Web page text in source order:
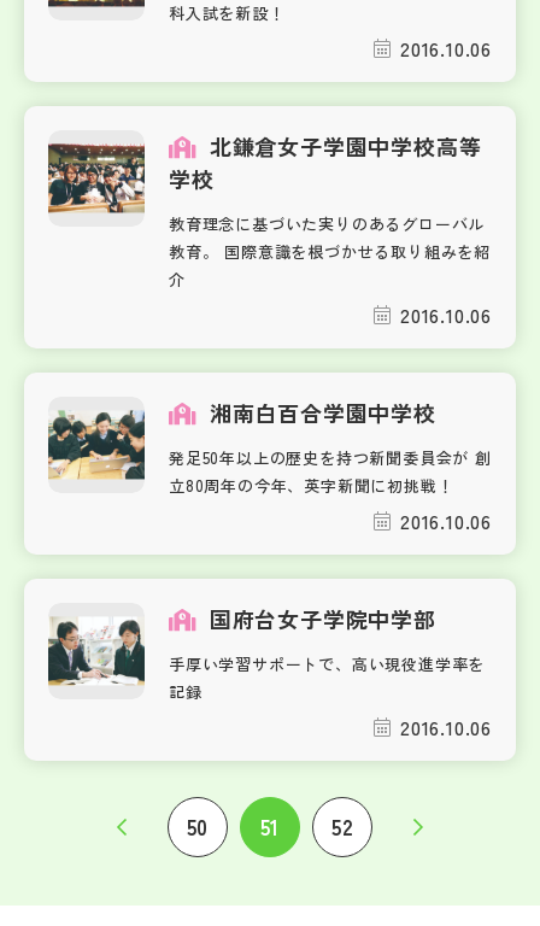
科入試を新設！
2016.10.06
北鎌倉女子学園中学校高等
学校
教育理念に基づいた実りのあるグローバル
教育。 国際意識を根づかせる取り組みを紹
介
2016.10.06
湘南白百合学園中学校
発足50年以上の歴史を持つ新聞委員会が 創
立80周年の今年、英字新聞に初挑戦！
2016.10.06
国府台女子学院中学部
手厚い学習サポートで、高い現役進学率を
記録
2016.10.06
50 51 52